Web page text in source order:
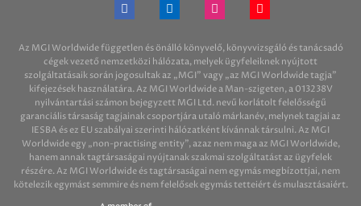
Az MGI Worldwide független és önálló könyvelő, könyvvizsgáló és tanácsadó
cégek vezető nemzetközi hálózata, melyek ügyfeleiknek nyújtott
szolgáltatásaik során jogosultak az „MGI” vagy „az MGI Worldwide tagja”
kifejezések használatára. Az MGI Worldwide a Man-szigeten, a 013238V
nyilvántartási számon bejegyzett MGI Ltd. nevű korlátolt felelősségű
garanciális társaság tagjainak csoportjára utaló márkanév, melynek tagjai az
IESBA és ez EU szabályai szerinti hálózatként kívánnak társulni. Az MGI
Worldwide egy „non-practising entity”, azaz nem maga az MGI Worldwide,
hanem annak tagtársaságai nyújtanak szakmai szolgáltatást az ügyfelek
részére. Az MGI Worldwide és tagtársaságai nem egymás megbízottjai, nem
kötelezik egymást semmire és nem felelősek egymás tetteiért és mulasztásaiért.